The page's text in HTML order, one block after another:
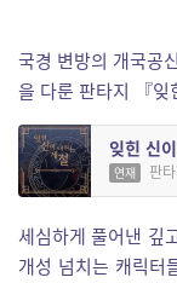
국경 변방의 개국공
을 다룬 판타지 『잊
잊힌 신
연재 판타
세심하게 풀어낸 깊
개성 넘치는 캐릭터